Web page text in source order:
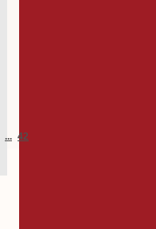
... 42